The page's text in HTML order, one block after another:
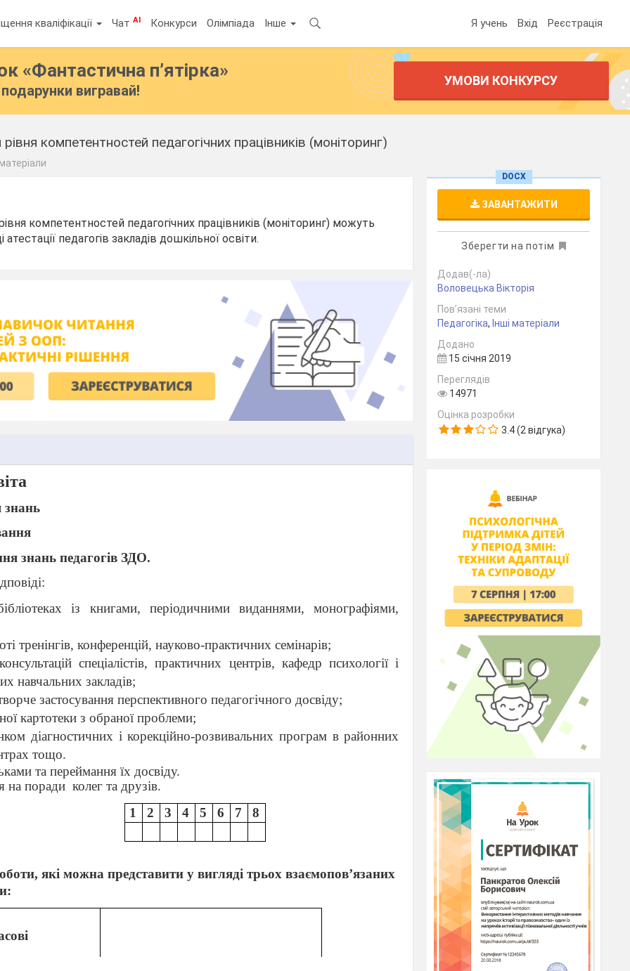
кваліфікації ЧатAI Конкурси Олімпіада Інше Я учень Вхід Реєстрація
«Фантастична п’ятірка»
вигравай!
УМОВИ КОНКУРСУ
компетентностей педагогічних працівників (моніторинг)
матеріали
компетентностей педагогічних працівників (моніторинг) можуть
педагогів закладів дошкільної освіти.
знань
знань педагогів ЗДО.
із книгами, періодичними виданнями, монографіями,
тренінгів, конференцій, науково-практичних семінарів;
спеціалістів, практичних центрів, кафедр психології і
навчальних закладів;
застосування перспективного педагогічного досвіду;
картотеки з обраної проблеми;
діагностичних і корекційно-розвивальних програм в районних
тощо.
та переймання їх досвіду.
на поради колег та друзів.
1
2 3 4 5 6 7 8
які можна представити у вигляді трьох взаємопов’язаних
DOCX
ЗАВАНТАЖИТИ
Зберегти на потім
Додав(-ла)
Воловецька Вікторія
Пов’язані теми
Педагогіка, Інші матеріали
Додано
15 січня 2019
Переглядів
14971
Оцінка розробки
3.4 (2 відгука)